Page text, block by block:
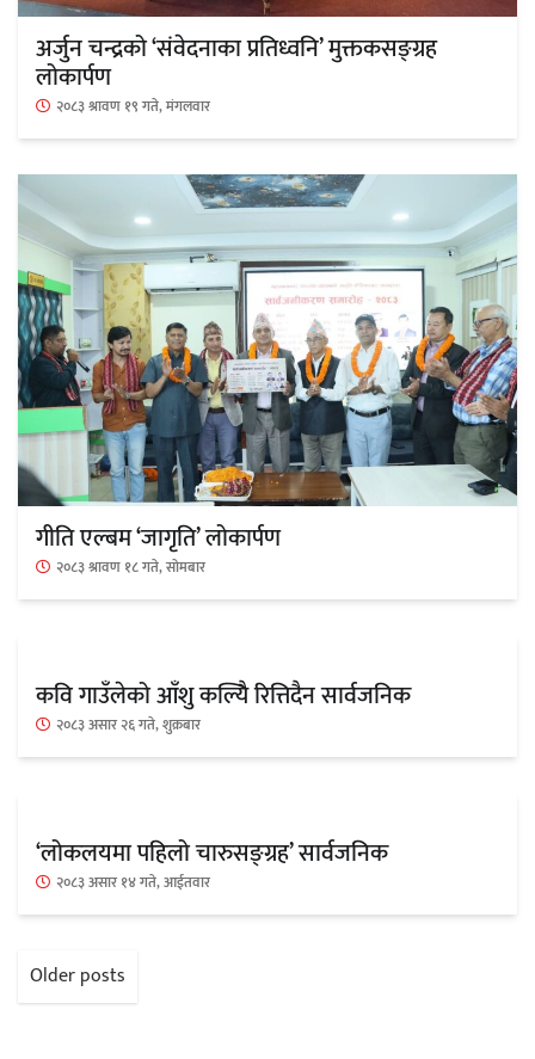
‘आइतबारको अफिस’ को परिचर्चा सम्पन्न
अर्जुन चन्द्रको ‘संवेदनाका प्रतिध्वनि’
मुक्तकसङ्ग्रह लोकार्पण
‘दुर्गा’ निर्माण गर्दै सम्राट
अर्जुन चन्द्रको ‘संवेदनाका प्रतिध्वनि’ मुक्तकसङ्ग्रह
लोकार्पण
२०८३ श्रावण १९ गते, मंगलवार
गीति एल्बम ‘जागृति’ लोकार्पण
२०८३ श्रावण १८ गते, सोमबार
कवि गाउँलेको आँशु कल्यिै रित्तिदैन सार्वजनिक
२०८३ असार २६ गते, शुक्रबार
‘लोकलयमा पहिलो चारुसङ्ग्रह’ सार्वजनिक
२०८३ असार १४ गते, आईतवार
Posts
navigation
Older posts